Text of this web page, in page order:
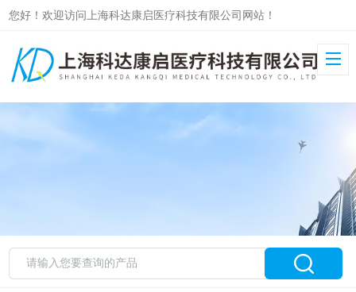
您好！欢迎访问上海科达康启医疗科技有限公司网站！